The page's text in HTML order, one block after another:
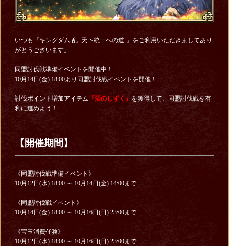
いつも『キングダム 乱 -天下統一への道-』をご利用いただきましてあり
がとうございます。
同盟討伐戦準備イベントを開催中！
10月14日(金) 18:00より同盟討伐戦イベントを開催！
討伐ポイント増加アイテム 『酒のしずく』 を獲得して、同盟討伐戦を有
利に進めよう！
【開催期間】
《同盟討伐戦準備イベント》
10月12日(水) 18:00 ～ 10月14日(金) 14:00まで
《同盟討伐戦イベント》
10月14日(金) 18:00 ～ 10月16日(日) 23:00まで
《宝玉消費任務》
10月12日(水) 18:00 ～ 10月16日(日) 23:00まで